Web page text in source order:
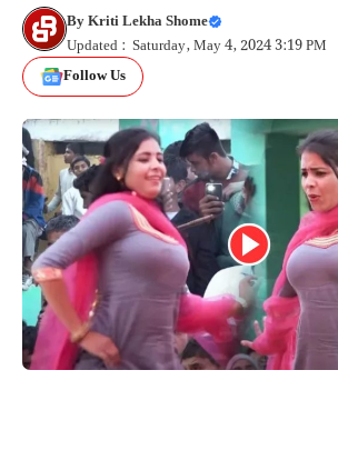
ByKriti Lekha Shome
Updated : Saturday, May 4, 2024 3:19 PM
Follow Us